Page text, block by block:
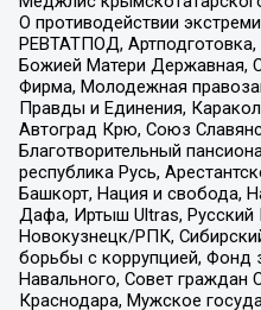
О противодействии
РЕВТАТПОД,
Божией Матери Державная,
Фирма, Молодежная
Правды и Единения,
Автоград Крю, Союз
Благотворительный
республика Русь,
Башкорт, Нация и свобода,
Дафа, Иртыш Ultras, Русский
Новокузнецк/РПК,
борьбы с коррупцией,
Навального, Совет граждан
Краснодара, Мужское